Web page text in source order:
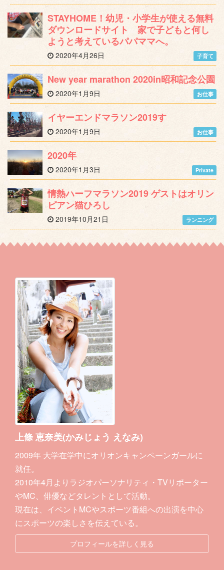
STAYHOME！幼児・小学生が使える無料
ダウンロードサイト 家で子どもと何し
ようと考えているパパママへ。
2020年4月26日 子育て
New year marathon 2020in昭和記念公園
2020年1月9日 お仕事
イヤーエンドマラソン2019す
2020年1月9日 お仕事
2020年
2020年1月3日 Private
情熱ハーフマラソン2019 ゲストはオリン
ピアン猫ひろし
2019年10月21日 ランニング
上條 恵奈美(かみじょう えなみ)
2009年 大学在学中にオリオンキャンペーンガールに
就任。
2010年4月よりラジオパーソナリティ・TVリポーター
やMC、俳優などタレントとして活動。
現在は、イベントMCやスポーツ番組への出演を中心
にスポーツの楽しさを伝えている。
プロフィールを詳しく見る